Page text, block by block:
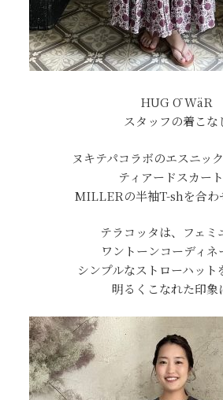
HUG Ō WäR
スタッフの着こな
ヌキテパコラボのエスニッ
ティアードスカー
MILLERの半袖T-shを合わ
テラコッタは、フェミ
ワントーンコーディネ
シンプルなストローハット
明るくこなれた印象